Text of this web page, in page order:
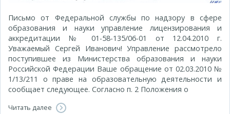
Письмо от Федеральной службы по надзору в сфере
образования и науки управление лицензирования и
аккредитации № 01-58-135/06-01 от 12.04.2010 г.
Уважаемый Сергей Иванович! Управление рассмотрело
поступившее из Министерства образования и науки
Российской Федерации Ваше обращение от 02.03.2010 №
1/13/211 о праве на образовательную деятельности и
сообщает следующее. Согласно п. 2 Положения о
Читать далее